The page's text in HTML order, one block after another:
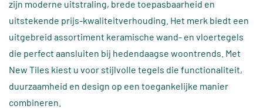
zijn moderne uitstraling, brede toepasbaarheid en
uitstekende prijs-kwaliteitverhouding. Het merk biedt een
uitgebreid assortiment keramische wand- en vloertegels
die perfect aansluiten bij hedendaagse woontrends. Met
New Tiles kiest u voor stijlvolle tegels die functionaliteit,
duurzaamheid en design op een toegankelijke manier
combineren.